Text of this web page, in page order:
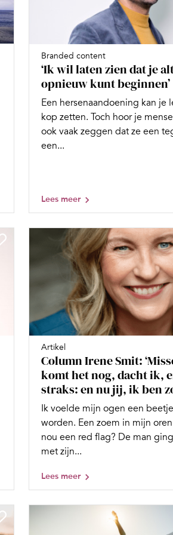
Branded content
‘Ik wil laten zien dat je
opnieuw kunt beginnen’
Een hersenaandoening kan je
kop zetten. Toch hoor je
ook vaak zeggen dat ze een
een...
Lees meer
Artikel
Column Irene Smit:
komt het nog, dacht ik,
straks: en nu jij, ik ben
Ik voelde mijn ogen een
worden. Een zoem in mijn
nou een red flag? De man
met zijn...
Lees meer